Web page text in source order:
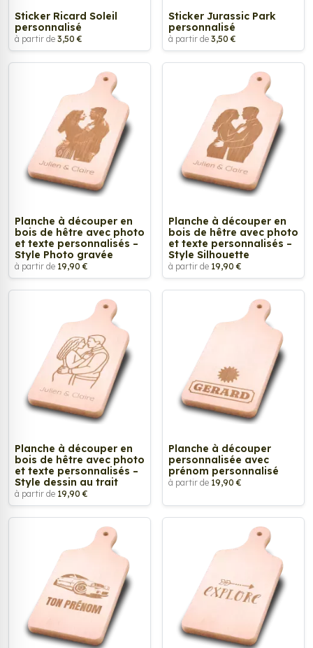
Sticker Ricard Soleil
personnalisé
à partir de 3,50 €
Sticker Jurassic Park
personnalisé
à partir de 3,50 €
Planche à découper en
bois de hêtre avec photo
et texte personnalisés –
Style Photo gravée
à partir de 19,90 €
Planche à découper en
bois de hêtre avec photo
et texte personnalisés –
Style Silhouette
à partir de 19,90 €
Planche à découper en
bois de hêtre avec photo
et texte personnalisés –
Style dessin au trait
à partir de 19,90 €
Planche à découper
personnalisée avec
prénom personnalisé
à partir de 19,90 €